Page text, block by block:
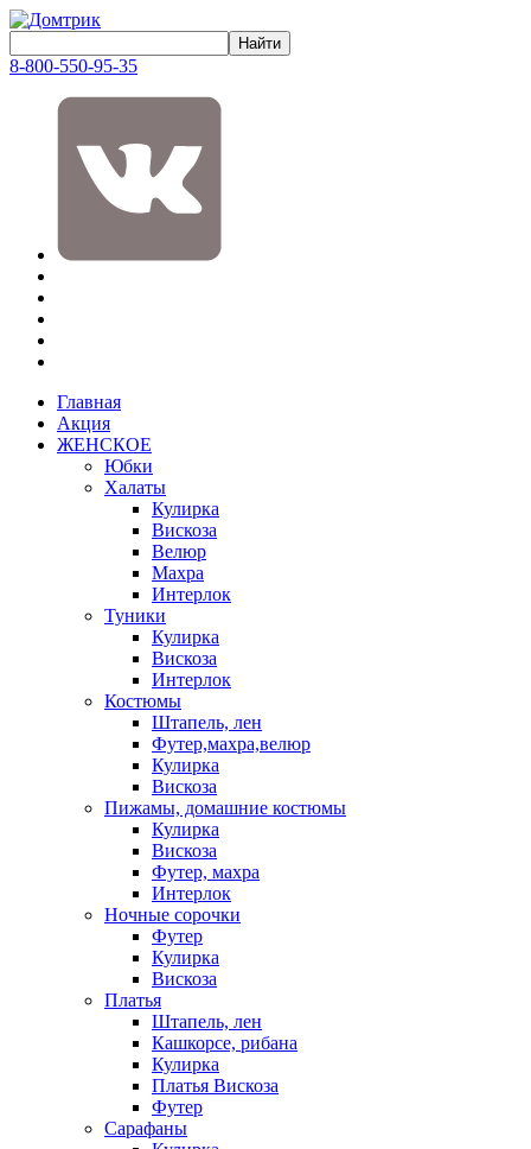
8-800-550-95-35
Главная
Акция
ЖЕНСКОЕ
Юбки
Халаты
Кулирка
Вискоза
Велюр
Махра
Интерлок
Туники
Кулирка
Вискоза
Интерлок
Костюмы
Штапель, лен
Футер,махра,велюр
Кулирка
Вискоза
Пижамы, домашние костюмы
Кулирка
Вискоза
Футер, махра
Интерлок
Ночные сорочки
Футер
Кулирка
Вискоза
Платья
Штапель, лен
Кашкорсе, рибана
Кулирка
Платья Вискоза
Футер
Сарафаны